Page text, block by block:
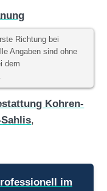
Richtung bei
Angaben sind ohne
dem
Kohren-
,
im